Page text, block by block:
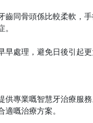
齒同骨頭係比較柔軟，
處理，避免日後引起更
供專業嘅智慧牙治療服
嘅治療方案。